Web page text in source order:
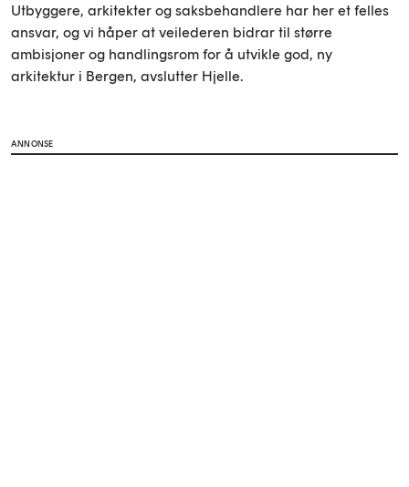
Utbyggere, arkitekter og saksbehandlere har her et felles
ansvar, og vi håper at veilederen bidrar til større
ambisjoner og handlingsrom for å utvikle god, ny
arkitektur i Bergen, avslutter Hjelle.
ANNONSE